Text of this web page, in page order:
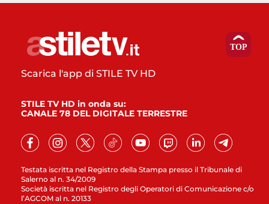
Testata iscritta nel Registro della Stampa presso il Tribunale di
Salerno al n. 34/2009
Società iscritta nel Registro degli Operatori di Comunicazione c/o
l’AGCOM al n. 20133
Scarica l'app di STILE TV HD
STILE TV HD in onda su:
CANALE 78 DEL DIGITALE TERRESTRE